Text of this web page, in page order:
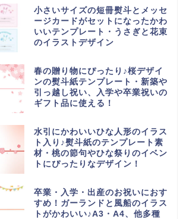
小さいサイズの短冊熨斗とメッセ
ージカードがセットになったかわ
いいテンプレート・うさぎと花束
のイラストデザイン
春の贈り物にぴったり♪桜デザイ
ンの熨斗紙テンプレート・新築や
引っ越し祝い、入学や卒業祝いの
ギフト品に使える！
水引にかわいいひな人形のイラス
ト入り♪熨斗紙のテンプレート素
材・桃の節句やひな祭りのイベン
トにぴったりなデザイン！
卒業・入学・出産のお祝いにおす
すめ！ガーランドと風船のイラス
トがかわいい♪A3・A4、他多種